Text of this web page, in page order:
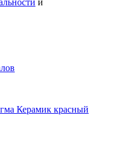
Керамик красный